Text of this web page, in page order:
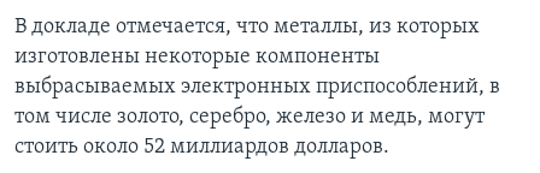
В докладе отмечается, что металлы, из которых
изготовлены некоторые компоненты
выбрасываемых электронных приспособлений, в
том числе золото, серебро, железо и медь, могут
стоить около 52 миллиардов долларов.